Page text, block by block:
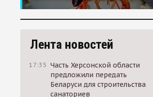
Лента новостей
17:35 Часть Херсонской области
предложили передать
Беларуси для строительства
санаториев